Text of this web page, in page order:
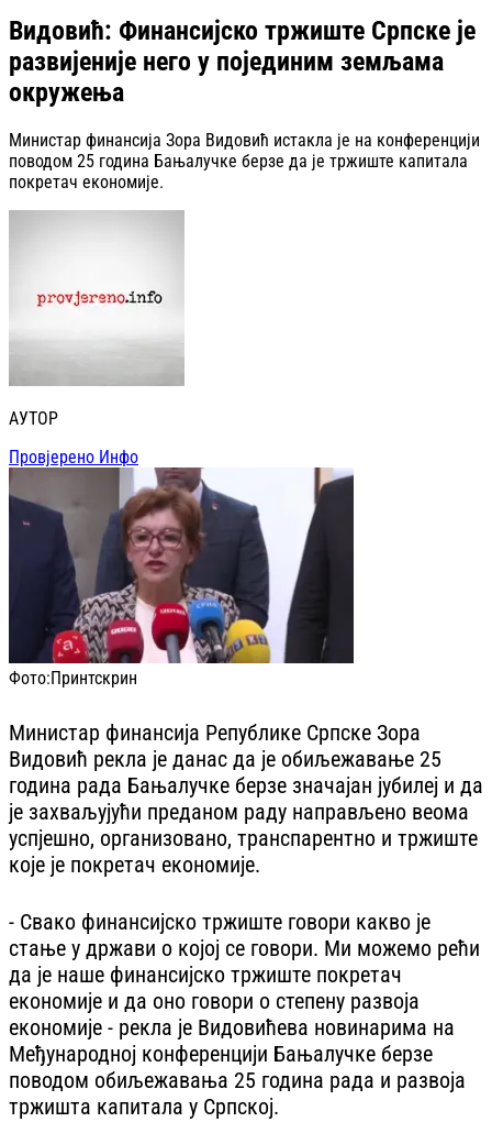
Видовић: Финансијско тржиште Српске је
развијеније него у појединим земљама
окружења
Министар финансија Зора Видовић истакла је на конференцији
поводом 25 година Бањалучке берзе да је тржиште капитала
покретач економије.
АУТОР
Провјерено Инфо
Фото:Принтскрин
Министар финансија Републике Српске Зора
Видовић рекла је данас да је обиљежавање 25
година рада Бањалучке берзе значајан јубилеј и да
је захваљујући преданом раду направљено веома
успјешно, организовано, транспарентно и тржиште
које је покретач економије.
- Свако финансијско тржиште говори какво је
стање у држави о којој се говори. Ми можемо рећи
да је наше финансијско тржиште покретач
економије и да оно говори о степену развоја
економије - рекла је Видовићева новинарима на
Међународној конференцији Бањалучке берзе
поводом обиљежавања 25 година рада и развоја
тржишта капитала у Српској.